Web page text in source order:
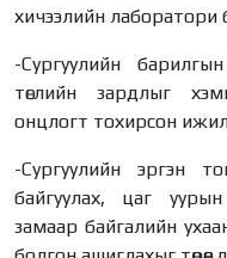
хичээлийн лаборатори
-Сургуулийн
төслийн зардлыг
онцлогт тохирсон
-Сургуулийн эргэн
байгуулах, цаг
замаар байгалийн